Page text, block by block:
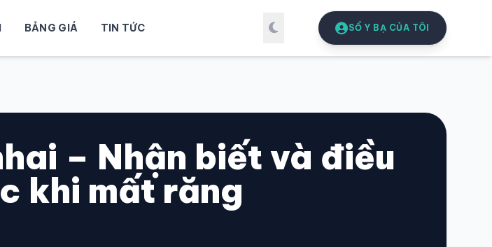
BẢNG GIÁ TIN TỨC SỔ Y BẠ CỦA TÔI
– Nhận biết và điều
khi mất răng